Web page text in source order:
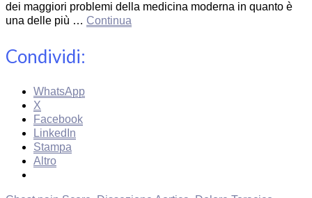
dei maggiori problemi della medicina moderna in quanto è
una delle più … Continua
Condividi:
WhatsApp
X
Facebook
LinkedIn
Stampa
Altro